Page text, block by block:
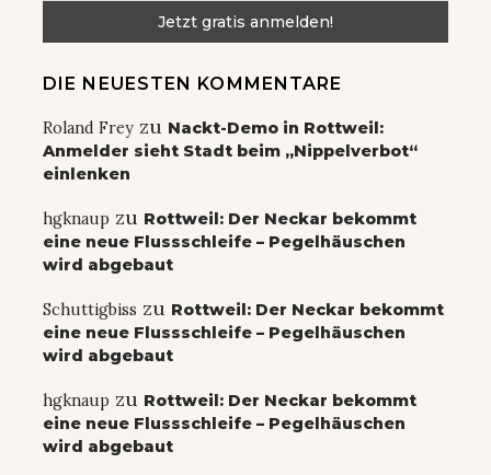
DIE NEUESTEN KOMMENTARE
Roland Frey zu Nackt-Demo in Rottweil:
Anmelder sieht Stadt beim „Nippelverbot“
einlenken
hgknaup zu Rottweil: Der Neckar bekommt
eine neue Flussschleife – Pegelhäuschen
wird abgebaut
Schuttigbiss zu Rottweil: Der Neckar bekommt
eine neue Flussschleife – Pegelhäuschen
wird abgebaut
hgknaup zu Rottweil: Der Neckar bekommt
eine neue Flussschleife – Pegelhäuschen
wird abgebaut